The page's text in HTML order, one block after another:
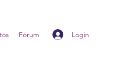
Login
Fórum